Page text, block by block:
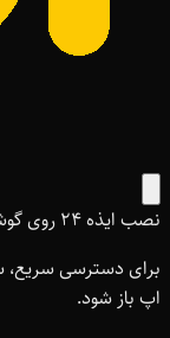
نصب ایذه ۲۴ روی گوشی
برای دسترسی سریع،
اپ باز شود.